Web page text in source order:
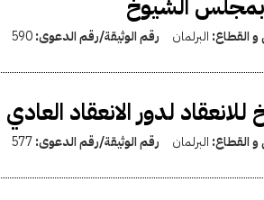
و القطاع: البرلمان رقم الوثيقة/رقم الدعوى:590
لدور الانعقاد
و القطاع: البرلمان رقم الوثيقة/رقم الدعوى:577